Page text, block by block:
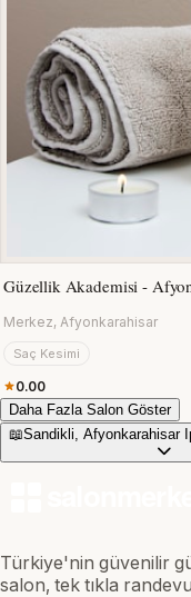
Güzellik Akademisi -
Merkez, Afyonkarahisar
Saç Kesimi
0.00
Daha Fazla Salon Göster
📖Sandikli, Afyonkarahisar
Türkiye'nin güvenilir
salon, tek tıkla